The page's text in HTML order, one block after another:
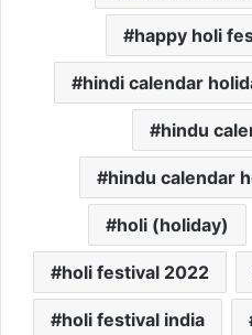
happy holi
hindi calendar
hindu
hindu calendar
holi (holiday)
holi festival 2022
holi festival india